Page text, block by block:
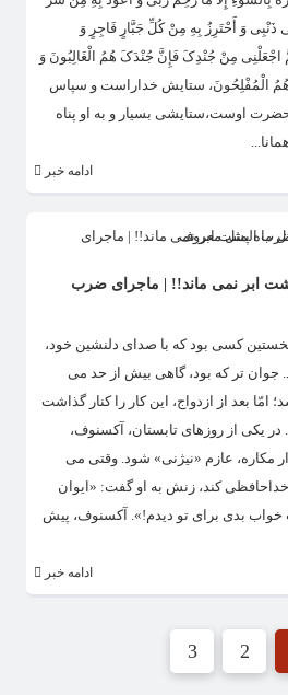
ذَنْبِی وَ أَحْتَرِزُ بِهِ مِنْ کُلِّ جَبَّارٍ فَاجِرٍ وَ
اجْعَلْنِی مِنْ جُنْدِکَ فَإِنَّ جُنْدَکَ هُمُ الْغَالِبُونَ وَ
الْمُفْلِحُونَ، ستایش خداراست و سپاس
حضرت اوست،ستایشى بسیار و به او پناه
ادامه خبر
ابر نمی ماند!! | ماجرای ضرب
کسی بود که با صدای دلنشین خود،
جوان تر که بود، گاهی بیش از حد می
بعد از ازدواج، این کار را کنار گذاشت
یکی از روزهای تابستان، آکسنوف،
مکاره، عازم «نیژنی» شود. وقتی می
کند، زنش به او گفت: «ایوان
خواب بدی برای تو دیدم!». آکسنوف، پیش
ادامه خبر
2
3